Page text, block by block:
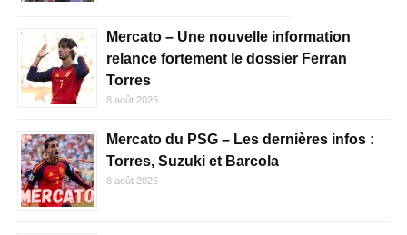
Mercato – Une nouvelle information
relance fortement le dossier Ferran
Torres
8 août 2026
Mercato du PSG – Les dernières infos :
Torres, Suzuki et Barcola
8 août 2026